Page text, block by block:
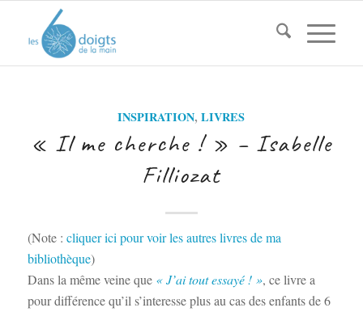
INSPIRATION,LIVRES
« Il me cherche ! » – Isabelle
Filliozat
(Note : cliquer ici pour voir les autres livres de ma
bibliothèque)
Dans la même veine que « J’ai tout essayé ! », ce livre a
pour différence qu’il s’interesse plus au cas des enfants de 6